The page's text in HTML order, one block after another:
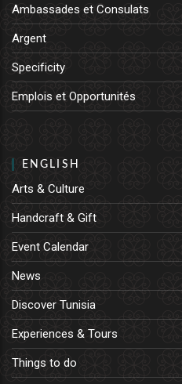
Ambassades et Consulats
Argent
Specificity
Emplois et Opportunités
ENGLISH
Arts & Culture
Handcraft & Gift
Event Calendar
News
Discover Tunisia
Experiences & Tours
Things to do